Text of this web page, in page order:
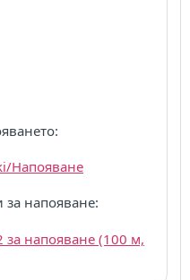
Напояване
напояване:
напояване (100 м,